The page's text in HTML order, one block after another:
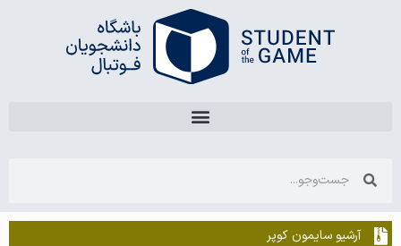
آرشیو سایمون کوپر